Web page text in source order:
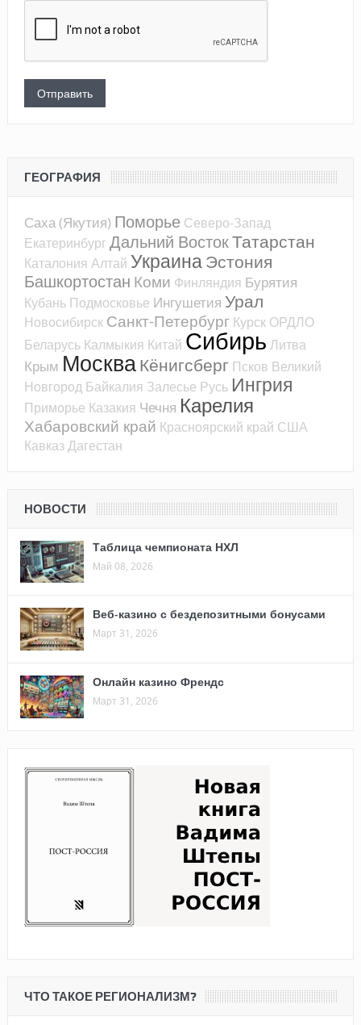
ГЕОГРАФИЯ
Саха (Якутия) Поморье Северо-Запад
Екатеринбург Дальний ВостокТатарстан
Каталония Алтай УкраинаЭстония
Башкортостан Коми Финляндия Бурятия
Кубань Подмосковье Ингушетия Урал
Новосибирск Санкт-Петербург Курск ОРДЛО
Беларусь Калмыкия Китай Сибирь Литва
Крым МоскваКёнигсберг Псков Великий
Новгород Байкалия Залесье Русь Ингрия
Приморье Казакия Чечня Карелия
Хабаровский край Красноярский край США
КавказДагестан
НОВОСТИ
Таблица чемпионата НХЛ
Май 08, 2026
Веб-казино с бездепозитными бонусами
Март 31, 2026
Онлайн казино Френдс
Март 31, 2026
ЧТО ТАКОЕ РЕГИОНАЛИЗМ?